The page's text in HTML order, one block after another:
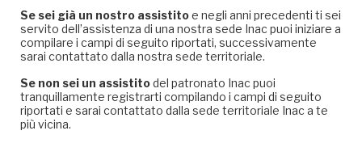
Se sei già un nostro assistitoe negli anni precedenti ti sei
servito dell’assistenza di una nostra sede Inac puoi iniziare a
compilare i campi di seguito riportati, successivamente
sarai contattato dalla nostra sede territoriale.
Se non sei un assistitodel patronato Inac puoi
tranquillamente registrarti compilando i campi di seguito
riportati e sarai contattato dalla sede territoriale Inac a te
più vicina.